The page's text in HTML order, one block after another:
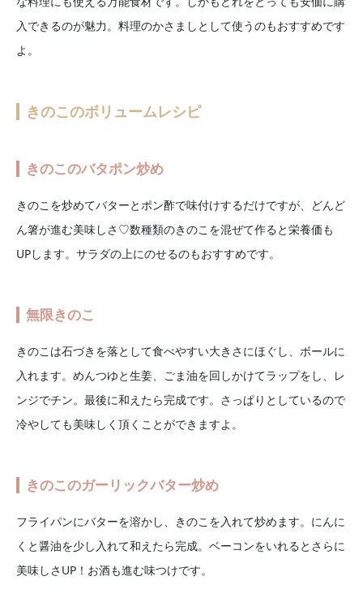
入できるのが魅力。料理のかさましとして使うのもおすすめです
よ。
きのこのボリュームレシピ
きのこのバタポン炒め
きのこを炒めてバターとポン酢で味付けするだけですが、どんど
ん箸が進む美味しさ♡数種類のきのこを混ぜて作ると栄養価も
UPします。サラダの上にのせるのもおすすめです。
無限きのこ
きのこは石づきを落として食べやすい大きさにほぐし、ボールに
入れます。めんつゆと生姜、ごま油を回しかけてラップをし、レ
ンジでチン。最後に和えたら完成です。さっぱりとしているので
冷やしても美味しく頂くことができますよ。
きのこのガーリックバター炒め
フライパンにバターを溶かし、きのこを入れて炒めます。にんに
くと醤油を少し入れて和えたら完成。ベーコンをいれるとさらに
美味しさUP！お酒も進む味つけです。